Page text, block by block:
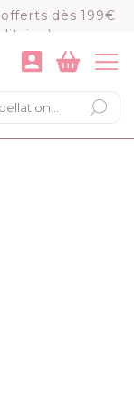
dès 199€
×